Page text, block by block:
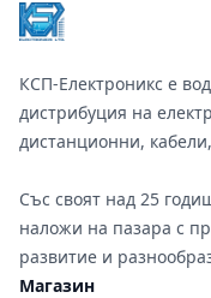
КСП-Електроникс е
дистрибуция на
дистанционни,
Със своят над 25
наложи на пазара с
развитие и
Магазин